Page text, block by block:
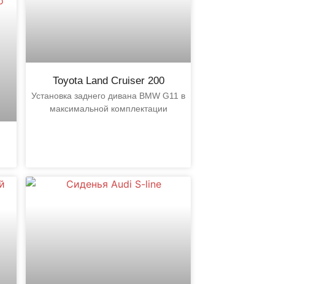
Toyota Land Cruiser 200
Установка заднего дивана BMW G11 в
максимальной комплектации